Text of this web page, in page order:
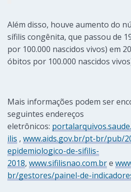
Além disso, houve aumento do
sífilis congênita, que passou de
por 100.000 nascidos vivos) em
óbitos por 100.000 nascidos
Mais informações podem ser
seguintes endereços
eletrônicos:
ilis , www.aids.gov.br/pt-br/pub/
epidemiologico-de-sifilis-
2018, www.sifilisnao.com.bre
br/gestores/painel-de-